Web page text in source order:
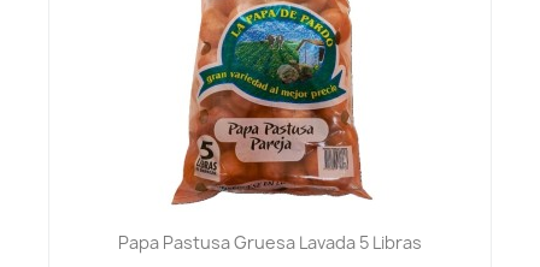
Papa Pastusa Gruesa Lavada 5 Libras